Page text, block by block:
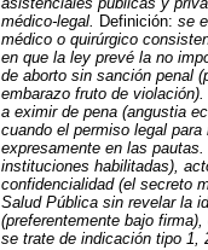
médico-legal. Definición: se
médico o quirúrgico
en que la ley prevé la no
de aborto sin sanción penal
embarazo fruto de
a eximir de pena (angustia
cuando el permiso legal
expresamente en las pautas.
instituciones habilitadas),
confidencialidad (el secreto
Salud Pública sin revelar la
(preferentemente bajo
se trate de indicación tipo 1,